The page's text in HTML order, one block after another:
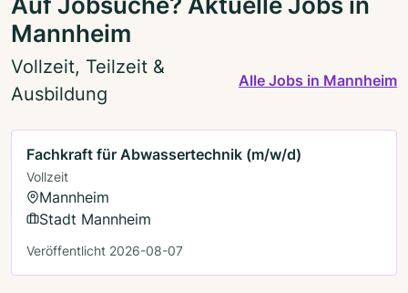
Mannheim
Vollzeit, Teilzeit &
Ausbildung
Alle Jobs in Mannheim
Fachkraft für Abwassertechnik (m/w/d)
Vollzeit
Mannheim
Stadt Mannheim
Veröffentlicht 2026-08-07